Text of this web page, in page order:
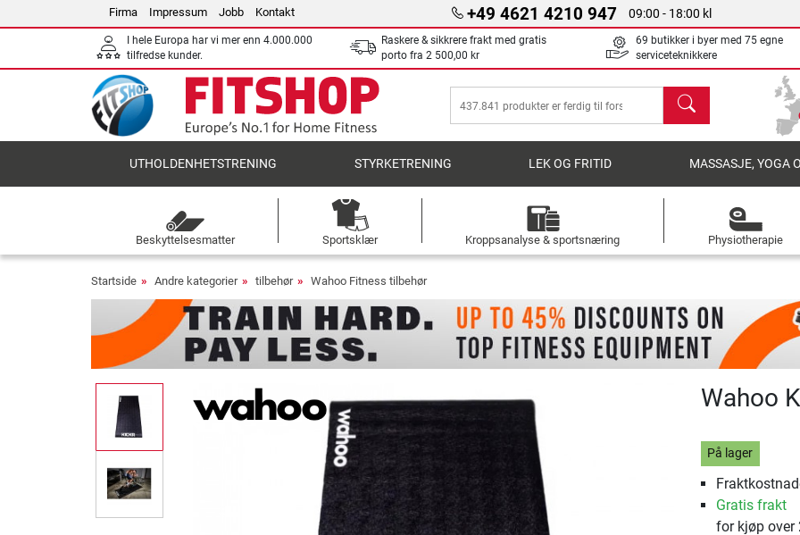
Firma Impressum Jobb Kontakt +49 4621 4210 947 09:00 - 18:00 kl
I hele Europa har vi mer enn 4.000.000
tilfredse kunder.
Raskere & sikkrere frakt med gratis
porto fra 2 500,00 kr
69 butikker i byer med 75 egne
serviceteknikkere
søk
UTHOLDENHETSTRENING STYRKETRENING LEK OG FRITID MASSASJE, YOGA
Beskyttelsesmatter Sportsklær Kroppsanalyse & sportsnæring Physiotherapie
Startside Andre kategorier tilbehør Wahoo Fitness tilbehør
Wahoo
På lager
Gratis frakt
for kjøp over